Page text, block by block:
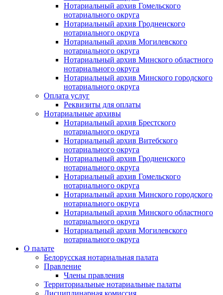
Нотариальный архив Гомельского
нотариального округа
Нотариальный архив Гродненского
нотариального округа
Нотариальный архив Могилевского
нотариального округа
Нотариальный архив Минского областного
нотариального округа
Нотариальный архив Минского городского
нотариального округа
Оплата услуг
Реквизиты для оплаты
Нотариальные архивы
Нотариальный архив Брестского
нотариального округа
Нотариальный архив Витебского
нотариального округа
Нотариальный архив Гродненского
нотариального округа
Нотариальный архив Гомельского
нотариального округа
Нотариальный архив Минского городского
нотариального округа
Нотариальный архив Минского областного
нотариального округа
Нотариальный архив Могилевского
нотариального округа
О палате
Белорусская нотариальная палата
Правление
Члены правления
Территориальные нотариальные палаты